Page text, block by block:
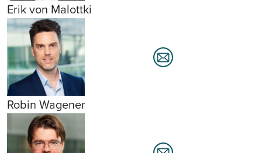
Erik von Malottki
Robin Wagener